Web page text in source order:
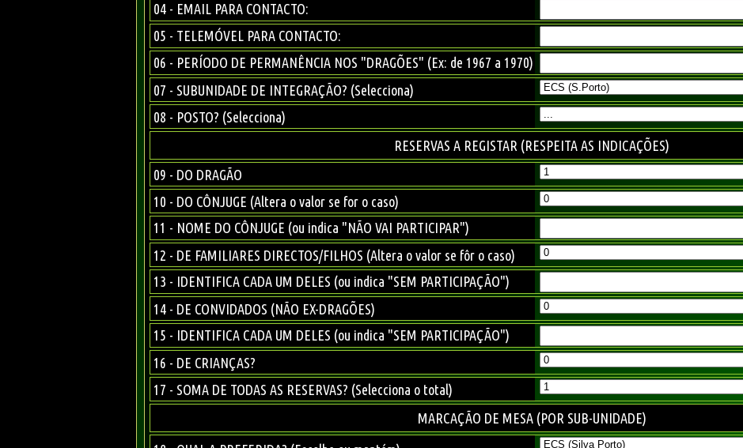
04 - EMAIL PARA CONTACTO:
05 - TELEMÓVEL PARA CONTACTO:
06 - PERÍODO DE PERMANÊNCIA NOS "DRAGÕES" (Ex: de 1967 a 1970)
07 - SUBUNIDADE DE INTEGRAÇÃO? (Selecciona)
08 - POSTO? (Selecciona)
RESERVAS A REGISTAR (RESPEITA AS INDICAÇÕES)
09 - DO DRAGÃO
10 - DO CÔNJUGE (Altera o valor se for o caso)
11 - NOME DO CÔNJUGE (ou indica "NÃO VAI PARTICIPAR")
12 - DE FAMILIARES DIRECTOS/FILHOS (Altera o valor se fôr o caso)
13 - IDENTIFICA CADA UM DELES (ou indica "SEM PARTICIPAÇÃO")
14 - DE CONVIDADOS (NÃO EX-DRAGÕES)
15 - IDENTIFICA CADA UM DELES (ou indica "SEM PARTICIPAÇÃO")
16 - DE CRIANÇAS?
17 - SOMA DE TODAS AS RESERVAS? (Selecciona o total)
MARCAÇÃO DE MESA (POR SUB-UNIDADE)